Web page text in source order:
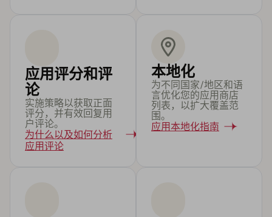
应用评分和评
论
实施策略以获取正面
评分，并有效回复用
户评论。
为什么以及如何分析
应用评论
本地化
为不同国家/地区和语
言优化您的应用商店
列表，以扩大覆盖范
围。
应用本地化指南